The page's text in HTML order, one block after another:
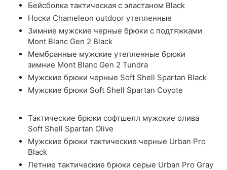
Бейсболка тактическая с эластаном Black
Носки Chameleon outdoor утепленные
Зимние мужские черные брюки с подтяжками
Mont Blanc Gen 2 Black
Мембранные мужские утепленные брюки
зимние Mont Blanc Gen 2 Tundra
Мужские брюки черные Soft Shell Spartan Black
Мужские брюки Soft Shell Spartan Coyote
Тактические брюки софтшелл мужские олива
Soft Shell Spartan Olive
Мужские брюки тактические черные Urban Pro
Black
Летние тактические брюки серые Urban Pro Gray